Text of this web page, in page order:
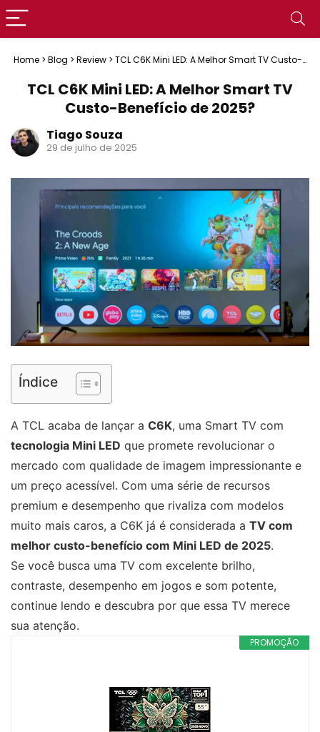
Home > Blog > Review > TCL C6K Mini LED: A Melhor Smart TV Custo-
TCL C6K Mini LED: A Melhor Smart TV
Custo-Benefício de 2025?
Tiago Souza
29 de julho de 2025
Índice
A TCL acaba de lançar a C6K, uma Smart TV com
tecnologia Mini LED que promete revolucionar o
mercado com qualidade de imagem impressionante e
um preço acessível. Com uma série de recursos
premium e desempenho que rivaliza com modelos
muito mais caros, a C6K já é considerada a TV com
melhor custo-benefício com Mini LED de 2025.
Se você busca uma TV com excelente brilho,
contraste, desempenho em jogos e som potente,
continue lendo e descubra por que essa TV merece
sua atenção.
PROMOÇÃO